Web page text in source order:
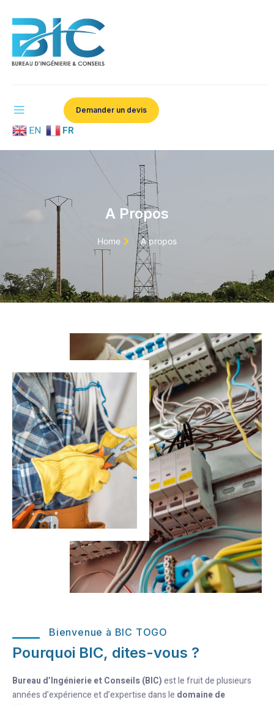
Demander un devis
EN FR
A Propos
Home A propos
Bienvenue à BIC TOGO
Pourquoi BIC, dites-vous ?
Bureau d’Ingénierie et Conseils (BIC)est le fruit de plusieurs
années d’expérience et d’expertise dans le domaine de